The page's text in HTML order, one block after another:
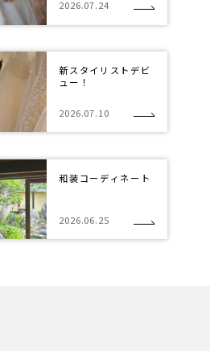
2026.07.24
新スタイリストデビ
ュー！
2026.07.10
和装コーディネート
2026.06.25